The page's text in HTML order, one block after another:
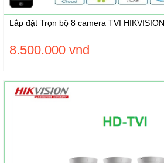
Lắp đặt Trọn bộ 8 camera TVI
8.500.000 vnd